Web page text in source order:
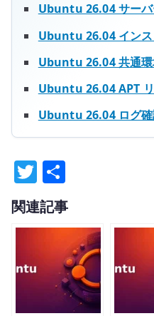
Ubuntu 26.04 サー
Ubuntu 26.04 インス
Ubuntu 26.04 共通環
Ubuntu 26.04 APT
Ubuntu 26.04 ログ
T
w
it
r
有
関連記事